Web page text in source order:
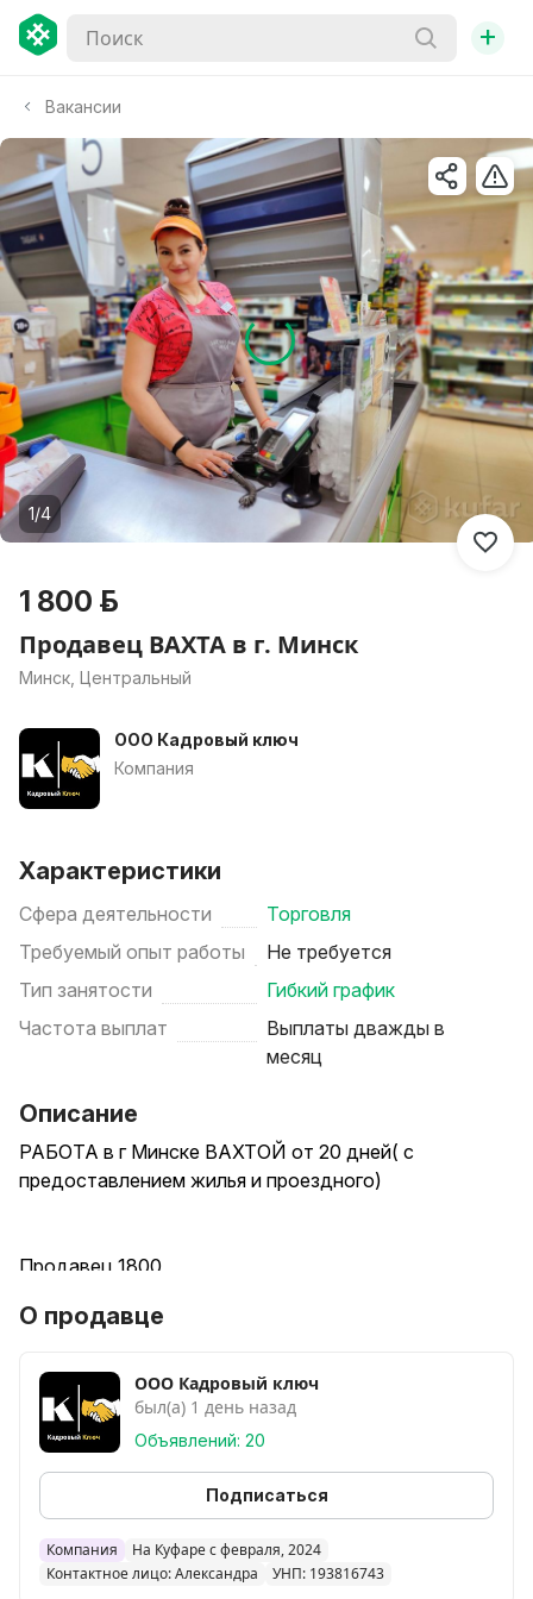
+
Вакансии
1/4
1 800 р.
Продавец ВАХТА в г. Минск
Минск, Центральный
ООО Кадровый ключ
Компания
Характеристики
Сфера деятельности
Торговля
Требуемый опыт работы
Не требуется
Тип занятости
Гибкий график
Частота выплат
Выплаты дважды в
месяц
Описание
РАБОТА в г Минске ВАХТОЙ от 20 дней( с
предоставлением жилья и проездного)
Продавец 1800
Зарплата указанна за 30 дней
Новые вакансии
Обвальщик мяса ( сдельная оплата)
Сборщики
Комплетковщики
О продавце
ООО Кадровый ключ
был(а) 1 день назад
Объявлений: 20
Подписаться
Компания
На Куфаре с февраля, 2024
Контактное лицо: Александра
УНП: 193816743